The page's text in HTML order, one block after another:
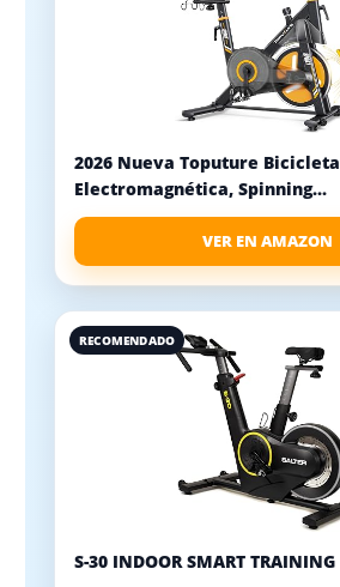
2026 Nueva Toputure
Electromagnética, Spinning...
VER EN AMAZON
RECOMENDADO
S-30 INDOOR SMART TRAINING